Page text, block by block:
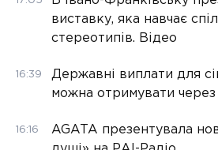
виставку, яка навчає
стереотипів. Відео
16:39
Державні виплати для
можна отримувати через
16:16
AGATA презентувала